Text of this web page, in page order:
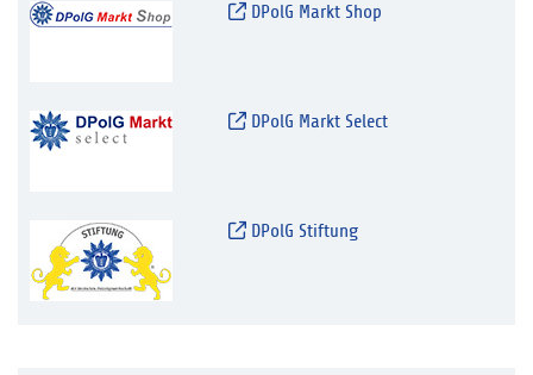
DPolG Markt Shop
DPolG Markt Select
DPolG Stiftung